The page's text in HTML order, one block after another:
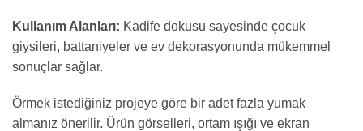
Kullanım Alanları: Kadife dokusu sayesinde çocuk
giysileri, battaniyeler ve ev dekorasyonunda mükemmel
sonuçlar sağlar.
Örmek istediğiniz projeye göre bir adet fazla yumak
almanız önerilir. Ürün görselleri, ortam ışığı ve ekran